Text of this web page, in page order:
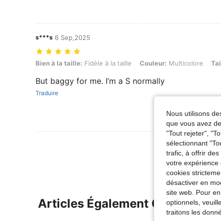
s***s 6 Sep,2025
Bien à la taille: Fidèle à la taille, Couleur: Multicolore, Taille: M
Bien à la taille: Fidèle à la taille Couleur: Multicolore
But baggy for me. I’m a S normally
Traduire
Voir Plus
Articles Également Consultés
Nous utilisons
que vous avez
"Tout rejeter",
sélectionnant
trafic, à offrir
votre expérience
cookies
désactiver en
site web. Pour
optionnels,
traitons les